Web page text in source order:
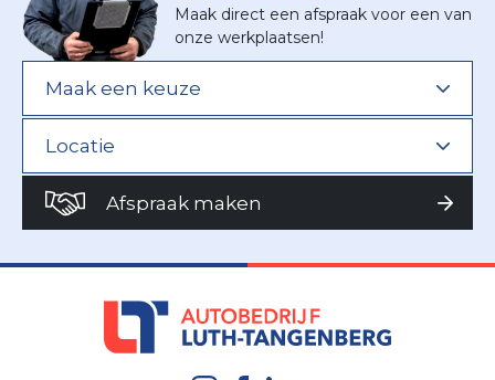
Maak direct een afspraak voor een van
onze werkplaatsen!
Afspraak maken